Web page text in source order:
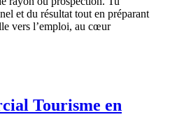
et du résultat tout en préparant
vers l’emploi, au cœur
Tourisme en